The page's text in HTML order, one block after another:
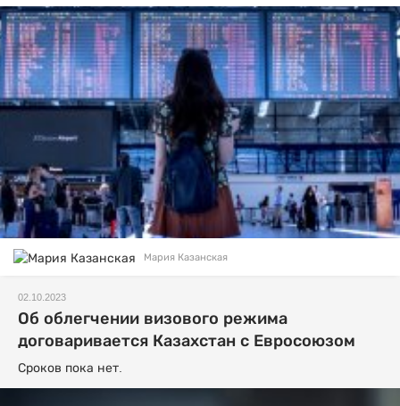
Мария Казанская
02.10.2023
Об облегчении визового режима
договаривается Казахстан с Евросоюзом
Сроков пока нет.